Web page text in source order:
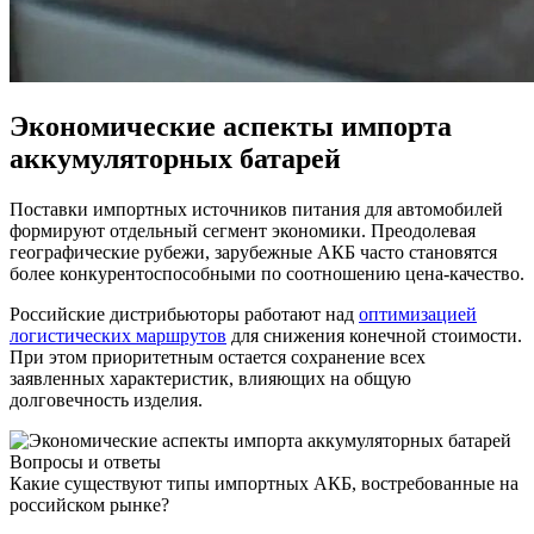
Экономические аспекты импорта
аккумуляторных батарей
Поставки импортных источников питания для автомобилей
формируют отдельный сегмент экономики. Преодолевая
географические рубежи, зарубежные АКБ часто становятся
более конкурентоспособными по соотношению цена-качество.
Российские дистрибьюторы работают над оптимизацией
логистических маршрутов для снижения конечной стоимости.
При этом приоритетным остается сохранение всех
заявленных характеристик, влияющих на общую
долговечность изделия.
Вопросы и ответы
Какие существуют типы импортных АКБ, востребованные на
российском рынке?